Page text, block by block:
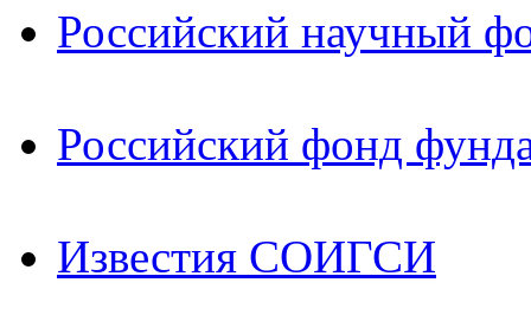
Российский научный
Российский фонд
Известия СОИГСИ